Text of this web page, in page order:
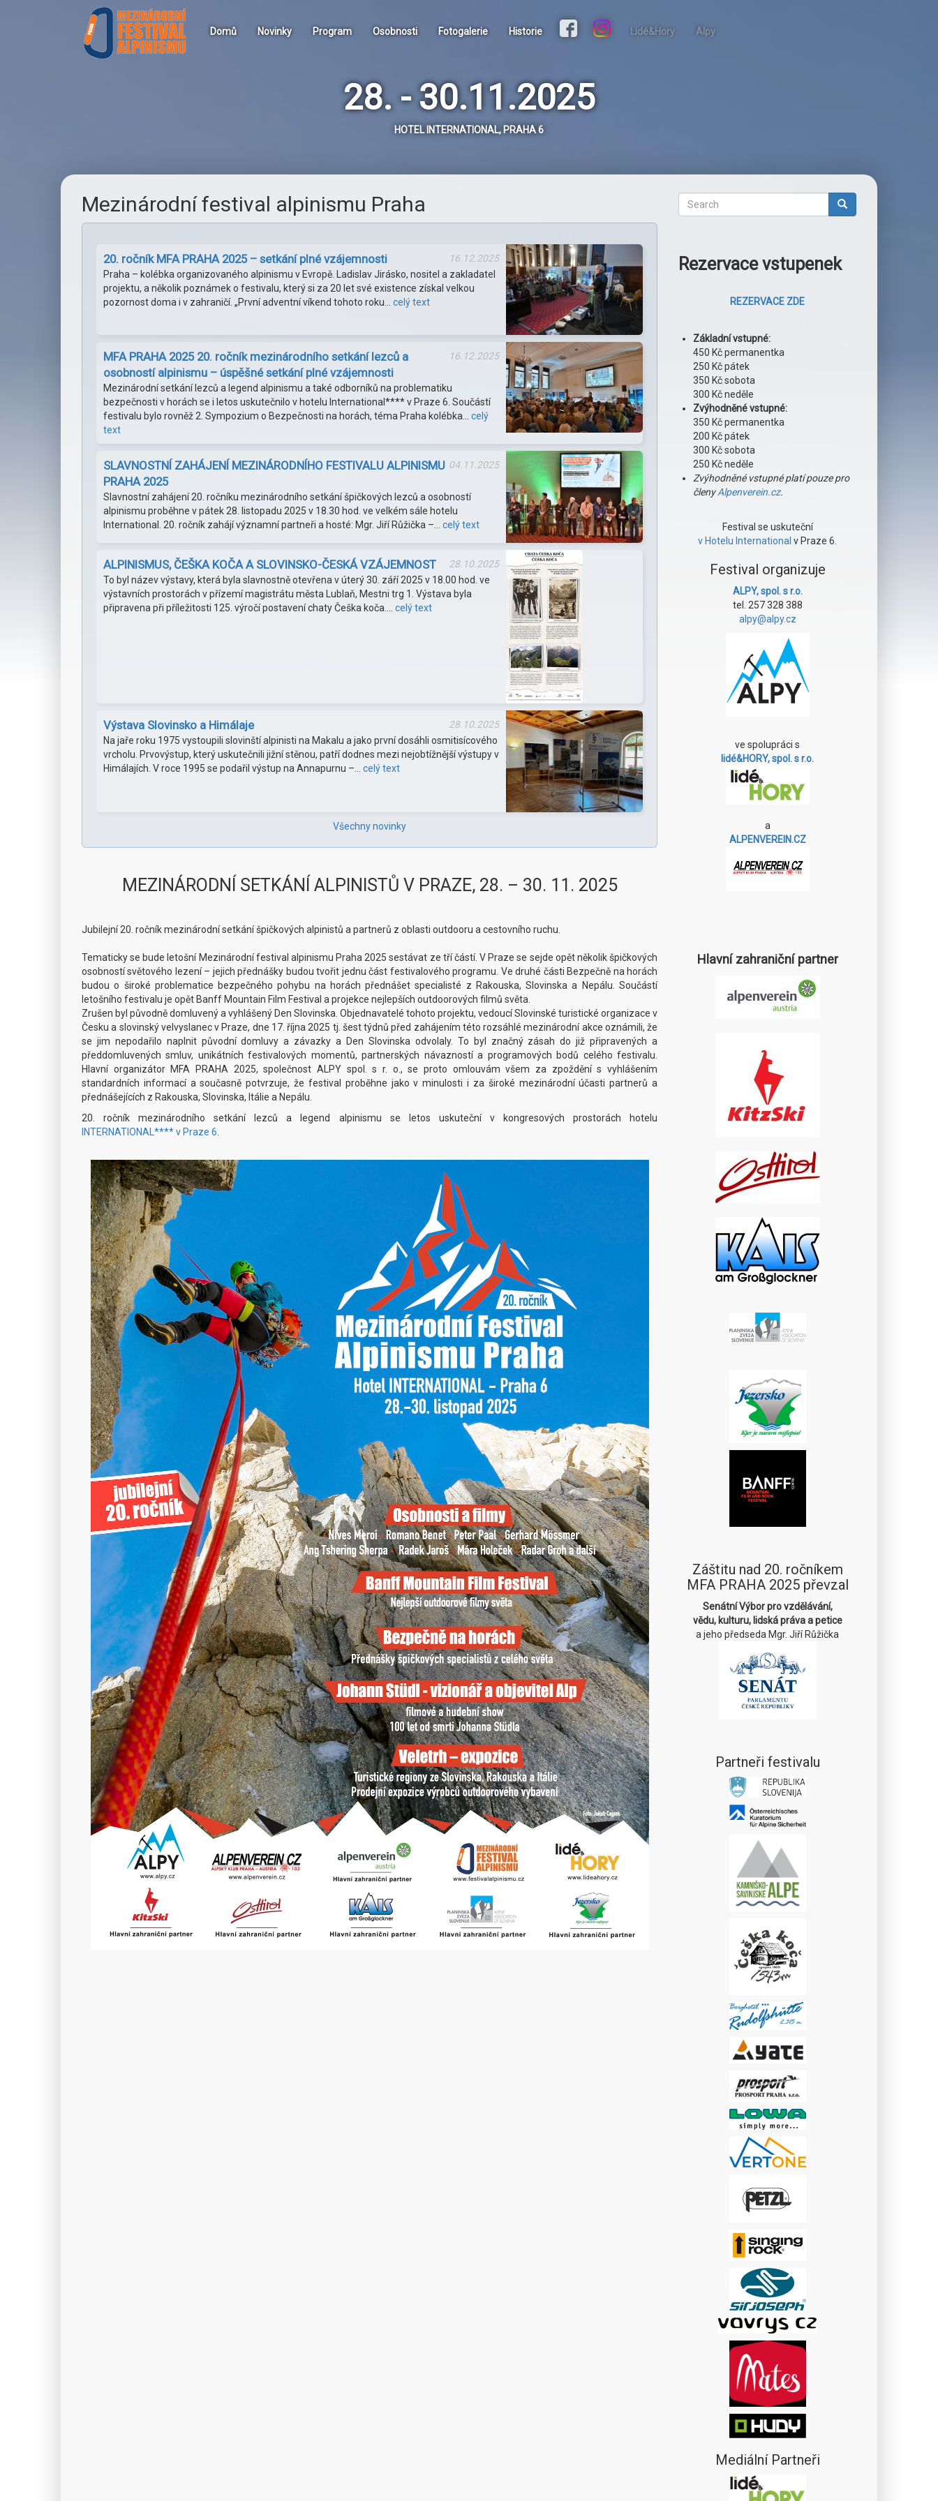
28. - 30.11.2025
HOTEL INTERNATIONAL, PRAHA 6
Hlavní
menu
Domů Novinky Program Osobnosti Fotogalerie Historie Lidé&Hory Alpy
Mezinárodní festival alpinismu Praha
16.12.2025
20. ročník MFA PRAHA 2025 – setkání plné vzájemnosti
Praha – kolébka organizovaného alpinismu v Evropě. Ladislav Jirásko, nositel a zakladatel
projektu, a několik poznámek o festivalu, který si za 20 let své existence získal velkou
pozornost doma i v zahraničí. „První adventní víkend tohoto roku… celý text
16.12.2025
MFA PRAHA 2025 20. ročník mezinárodního setkání lezců a
osobností alpinismu – úspěšné setkání plné vzájemnosti
Mezinárodní setkání lezců a legend alpinismu a také odborníků na problematiku
bezpečnosti v horách se i letos uskutečnilo v hotelu International**** v Praze 6. Součástí
festivalu bylo rovněž 2. Sympozium o Bezpečnosti na horách, téma Praha kolébka… celý
text
04.11.2025
SLAVNOSTNÍ ZAHÁJENÍ MEZINÁRODNÍHO FESTIVALU ALPINISMU
PRAHA 2025
Slavnostní zahájení 20. ročníku mezinárodního setkání špičkových lezců a osobností
alpinismu proběhne v pátek 28. listopadu 2025 v 18.30 hod. ve velkém sále hotelu
International. 20. ročník zahájí významní partneři a hosté: Mgr. Jiří Růžička –… celý text
28.10.2025
ALPINISMUS, ČEŠKA KOČA A SLOVINSKO-ČESKÁ VZÁJEMNOST
To byl název výstavy, která byla slavnostně otevřena v úterý 30. září 2025 v 18.00 hod. ve
výstavních prostorách v přízemí magistrátu města Lublaň, Mestni trg 1. Výstava byla
připravena při příležitosti 125. výročí postavení chaty Češka koča.… celý text
28.10.2025
Výstava Slovinsko a Himálaje
Na jaře roku 1975 vystoupili slovinští alpinisti na Makalu a jako první dosáhli osmitisícového
vrcholu. Prvovýstup, který uskutečnili jižní stěnou, patří dodnes mezi nejobtížnější výstupy v
Himálajích. V roce 1995 se podařil výstup na Annapurnu –… celý text
Všechny novinky
MEZINÁRODNÍ SETKÁNÍ ALPINISTŮ V PRAZE, 28. – 30. 11. 2025
Jubilejní 20. ročník mezinárodní setkání špičkových alpinistů a partnerů z oblasti outdooru a cestovního ruchu.
Tematicky se bude letošní Mezinárodní festival alpinismu Praha 2025 sestávat ze tří částí. V Praze se sejde opět několik špičkových
osobností světového lezení – jejich přednášky budou tvořit jednu část festivalového programu. Ve druhé části Bezpečně na horách
budou o široké problematice bezpečného pohybu na horách přednášet specialisté z Rakouska, Slovinska a Nepálu. Součástí
letošního festivalu je opět Banff Mountain Film Festival a projekce nejlepších outdoorových filmů světa.
Zrušen byl původně domluvený a vyhlášený Den Slovinska. Objednavatelé tohoto projektu, vedoucí Slovinské turistické organizace v
Česku a slovinský velvyslanec v Praze, dne 17. října 2025 tj. šest týdnů před zahájením této rozsáhlé mezinárodní akce oznámili, že
se jim nepodařilo naplnit původní domluvy a závazky a Den Slovinska odvolaly. To byl značný zásah do již připravených a
předdomluvených smluv, unikátních festivalových momentů, partnerských návazností a programových bodů celého festivalu.
Hlavní organizátor MFA PRAHA 2025, společnost ALPY spol. s r. o., se proto omlouvám všem za zpoždění s vyhlášením
standardních informací a současně potvrzuje, že festival proběhne jako v minulosti i za široké mezinárodní účasti partnerů a
přednášejících z Rakouska, Slovinska, Itálie a Nepálu.
20. ročník mezinárodního setkání lezců a legend alpinismu se letos uskuteční v kongresových prostorách hotelu
INTERNATIONAL**** v Praze 6.
Search Search
Rezervace vstupenek
REZERVACE ZDE
Základní vstupné:
450 Kč permanentka
250 Kč pátek
350 Kč sobota
300 Kč neděle
Zvýhodněné vstupné:
350 Kč permanentka
200 Kč pátek
300 Kč sobota
250 Kč neděle
Zvýhodněné vstupné platí pouze pro
členyAlpenverein.cz.
Festival se uskuteční
v Hotelu International v Praze 6.
Festival organizuje
ALPY, spol. s r.o.
tel. 257 328 388
alpy@alpy.cz
ve spolupráci s
lidé&HORY, spol. s r.o.
a
ALPENVEREIN.CZ
Hlavní zahraniční partner
Záštitu nad 20. ročníkem
MFA PRAHA 2025 převzal
Senátní Výbor pro vzdělávání,
vědu, kulturu, lidská práva a petice
a jeho předseda Mgr. Jiří Růžička
Partneři festivalu
Mediální Partneři